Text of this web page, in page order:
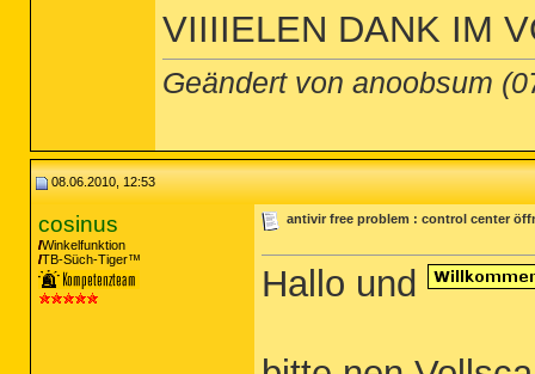
VIIIIELEN DANK IM
Geändert von anoobsum
08.06.2010, 12:53
cosinus
Winkelfunktion
TB-Süch-Tiger™
antivir free problem : control center
Hallo und